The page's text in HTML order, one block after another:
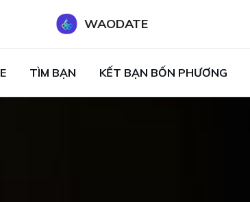
WAODATE
TÌM BẠN KẾT BẠN BỐN PHƯƠNG